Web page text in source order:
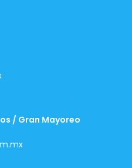
/ Gran Mayoreo